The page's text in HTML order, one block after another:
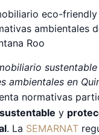
ambientales en
normativas
y
. La SEMARNAT